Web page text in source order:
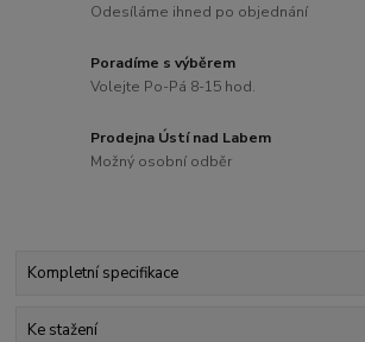
Odesíláme ihned po objednání
Poradíme s výběrem
Volejte Po-Pá 8-15 hod.
Prodejna Ústí nad Labem
Možný osobní odběr
Kompletní specifikace
Ke stažení